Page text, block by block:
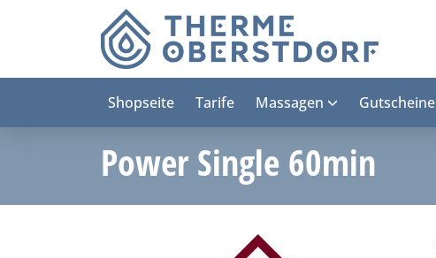
Shopseite Tarife Massagen Gutscheine
Power Single 60min